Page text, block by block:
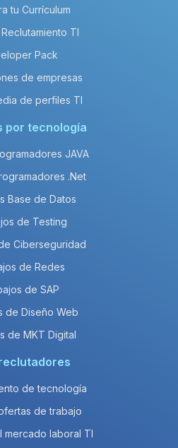
tu Currículum
TI
Pack
de empresas
de perfiles TI
por tecnología
JAVA
.Net
Base de Datos
de Testing
Ciberseguridad
de Redes
de SAP
de Diseño Web
de MKT Digital
de tecnología
de trabajo
mercado laboral TI